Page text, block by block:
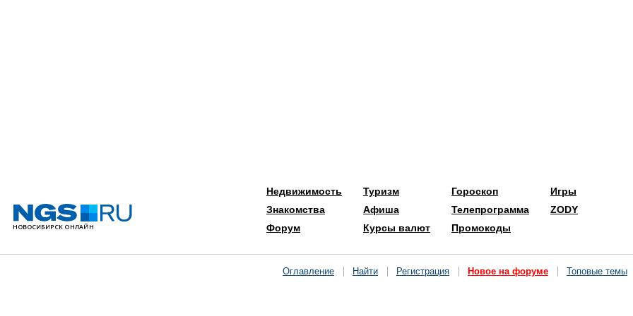
Недвижимость
Знакомства
Форум
Туризм
Афиша
Курсы валют
Гороскоп
Телепрограмма
Промокоды
Игры
ZODY
Оглавление Найти Регистрация Новое на форуме Топовые темы